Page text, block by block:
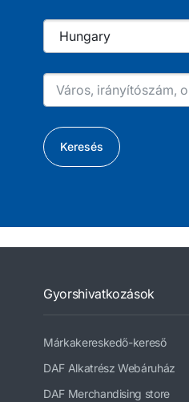
Keresés
Gyorshivatkozások
Márkakereskedő-kereső
DAF Alkatrész Webáruház
DAF Merchandising store